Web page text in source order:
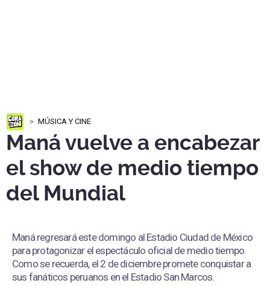
MÚSICA Y CINE
Maná vuelve a encabezar
el show de medio tiempo
del Mundial
Maná regresará este domingo al Estadio Ciudad de México
para protagonizar el espectáculo oficial de medio tiempo.
Como se recuerda, el 2 de diciembre promete conquistar a
sus fanáticos peruanos en el Estadio San Marcos.